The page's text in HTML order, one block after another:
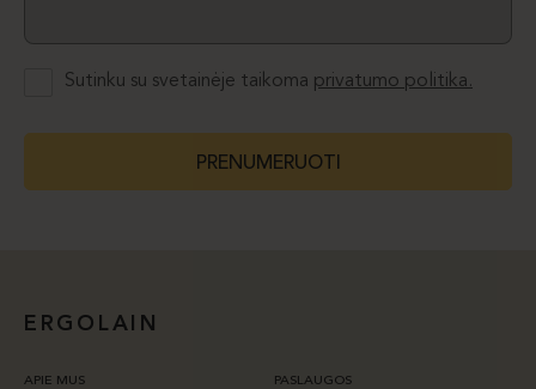
Sutinku su svetainėje taikoma privatumo politika.
PRENUMERUOTI
ERGOLAIN
APIE MUS
PASLAUGOS